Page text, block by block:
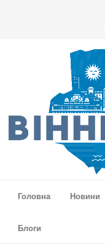
Головна
Новини
Блоги